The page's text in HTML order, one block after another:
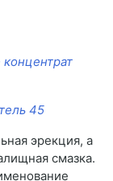
45
эрекция, а
смазка.